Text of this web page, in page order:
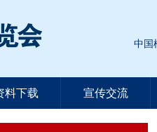
中国
料下载 宣传交流